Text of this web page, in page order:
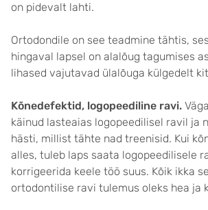
on pidevalt lahti.
Ortodondile on see teadmine tähtis,
hingaval lapsel on alalõug tagumises
lihased vajutavad ülalõuga külgedelt
Kõnedefektid, logopeediline ravi.
käinud lasteaias logopeedilisel ravil ja
hästi, millist tähte nad treenisid. Kui
alles, tuleb laps saata logopeedilisele
korrigeerida keele töö suus. Kõik ikka
ortodontilise ravi tulemus oleks hea ja